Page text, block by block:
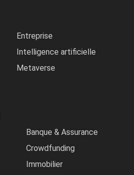
Entreprise
Intelligence artificielle
Metaverse
Banque & Assurance
Crowdfunding
Immobilier